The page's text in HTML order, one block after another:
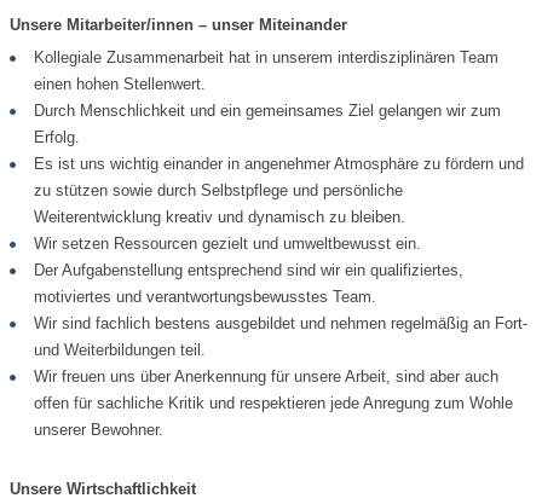
Unsere Mitarbeiter/innen – unser Miteinander
Kollegiale Zusammenarbeit hat in unserem interdisziplinären Team
einen hohen Stellenwert.
Durch Menschlichkeit und ein gemeinsames Ziel gelangen wir zum
Erfolg.
Es ist uns wichtig einander in angenehmer Atmosphäre zu fördern und
zu stützen sowie durch Selbstpflege und persönliche
Weiterentwicklung kreativ und dynamisch zu bleiben.
Wir setzen Ressourcen gezielt und umweltbewusst ein.
Der Aufgabenstellung entsprechend sind wir ein qualifiziertes,
motiviertes und verantwortungsbewusstes Team.
Wir sind fachlich bestens ausgebildet und nehmen regelmäßig an Fort-
und Weiterbildungen teil.
Wir freuen uns über Anerkennung für unsere Arbeit, sind aber auch
offen für sachliche Kritik und respektieren jede Anregung zum Wohle
unserer Bewohner.
Unsere Wirtschaftlichkeit